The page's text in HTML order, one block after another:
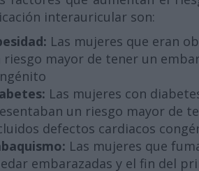
interauricular son:
Las mujeres que eran
riesgo mayor de tener un
Las mujeres con
un riesgo mayor de
defectos cardiacos
Las mujeres que
embarazadas y el fin del